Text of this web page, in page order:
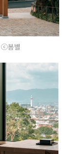
ⓒ봄별